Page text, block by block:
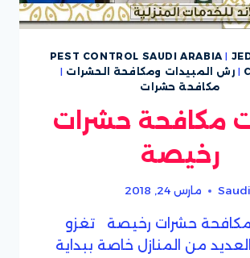
PEST CONTROL SAUDI ARABIA |
| رش المبيدات ومكافحة الحشرات |
مكافحة حشرات
مكافحة حشرات
رخيصة
مارس 24, 2018
حشرات رخيصة تغزو
من المنازل خاصة ببداية